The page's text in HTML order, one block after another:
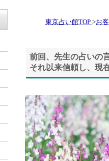
東京占い館TOP >お
前回、先生の占いの
それ以来信頼し、現